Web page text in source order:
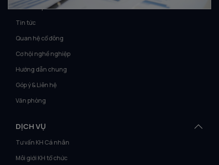
Về Vietcap
Tin tức
Quan hệ cổ đông
Cơ hội nghề nghiệp
Hướng dẫn chung
Góp ý & Liên hệ
Văn phòng
DỊCH VỤ
Tư vấn KH Cá nhân
Môi giới KH tổ chức